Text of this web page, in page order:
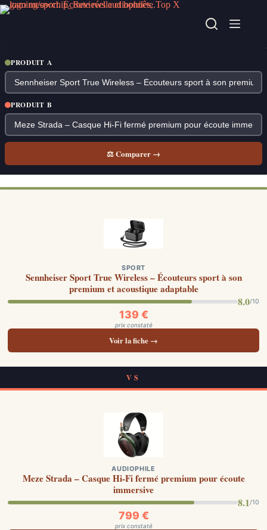
Passer
au
PRODUIT A
PRODUIT B
⚖ Comparer →
SPORT
Sennheiser Sport True Wireless – Écouteurs sport à son
premium et acoustique adaptable
8.0/10
139 €
prix constaté
Voir la fiche →
VS
AUDIOPHILE
Meze Strada – Casque Hi-Fi fermé premium pour écoute
immersive
8.1/10
799 €
prix constaté